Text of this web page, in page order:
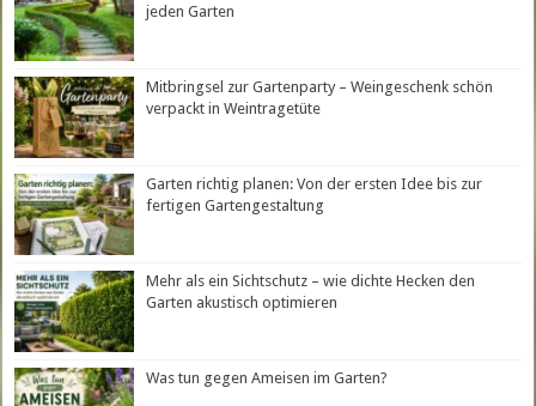
jeden Garten
Mitbringsel zur Gartenparty – Weingeschenk schön
verpackt in Weintragetüte
Garten richtig planen: Von der ersten Idee bis zur
fertigen Gartengestaltung
Mehr als ein Sichtschutz – wie dichte Hecken den
Garten akustisch optimieren
Was tun gegen Ameisen im Garten?